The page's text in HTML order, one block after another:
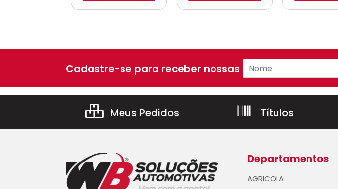
Cadastre-se para receber nossas ofertas!
Meus Pedidos Títulos
Departamentos
AGRICOLA